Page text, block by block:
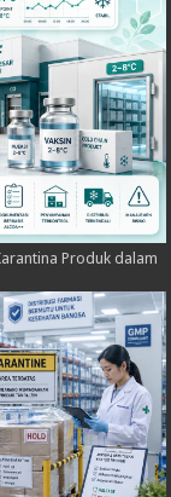
Produk dalam